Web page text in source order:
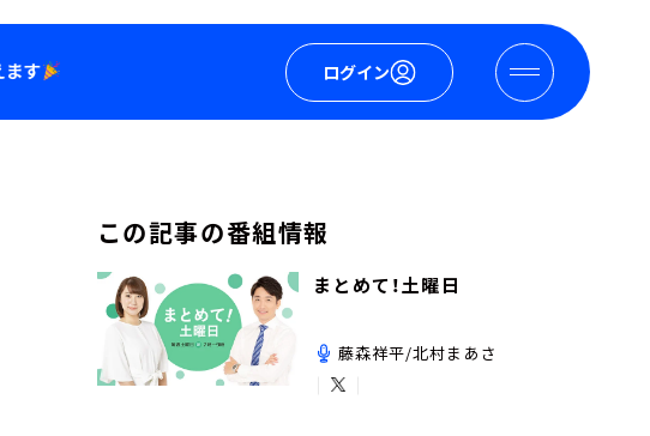
ログイン
この記事の番組情報
まとめて！土曜日
藤森祥平/北村まあさ